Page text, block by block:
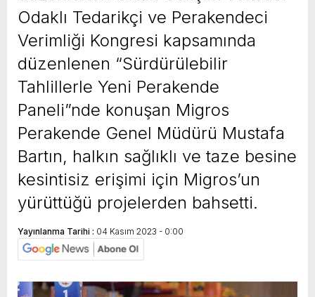
Odaklı Tedarikçi ve Perakendeci
Verimliği Kongresi kapsamında
düzenlenen “Sürdürülebilir
Tahlillerle Yeni Perakende
Paneli”nde konuşan Migros
Perakende Genel Müdürü Mustafa
Bartın, halkın sağlıklı ve taze besine
kesintisiz erişimi için Migros’un
yürüttüğü projelerden bahsetti.
Yayınlanma Tarihi : 04 Kasım 2023 - 0:00